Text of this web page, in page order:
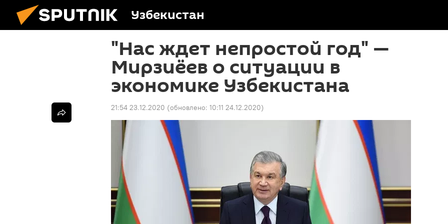
Узбекистан
"Нас ждет непростой год" —
Мирзиёев о ситуации в
экономике Узбекистана
21:54 23.12.2020 (обновлено: 10:11 24.12.2020)